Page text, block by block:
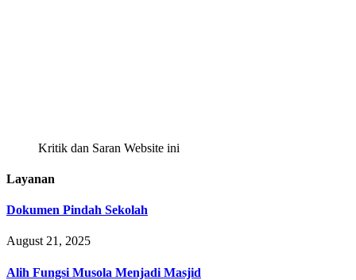
Kritik dan Saran Website ini
Layanan
Dokumen Pindah Sekolah
August 21, 2025
Alih Fungsi Musola Menjadi Masjid